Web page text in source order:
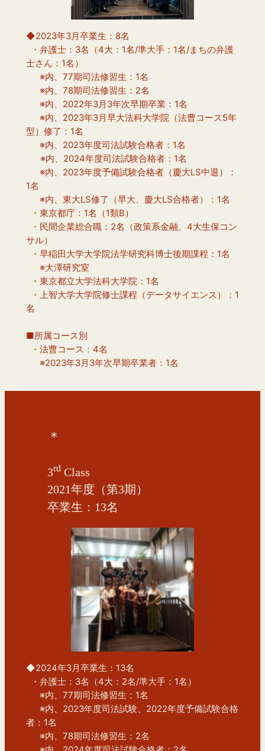
◆2023年3月卒業生：8名
士さん：1名）
※内、77期司法修習生：1名
※内、78期司法修習生：2名
※内、2022年3月3年次早期卒業：1名
※内、2023年3月早大法科大学院（法曹コース5年
型）修了：1名
※内、2023年度司法試験合格者：1名
      ※内、2024年度司法試験合格者：1名
※内、2023年度予備試験合格者（慶大LS中退）：
1名
※内、東大LS修了（早大、慶大LS合格者）：1名
  ・東京都庁：1名（1類B）
サル）
  ・早稲田大学大学院法学研究科博士後期課程：1名
※大澤研究室
  ・東京都立大学法科大学院：1名
名
■所属コース別
  ・法曹コース：4名
※2023年3月3年次早期卒業者：1名
＊
3rdClass
2021年度（第3期）
卒業生：13名
◆2024年3月卒業生：13名
  ・弁護士：3名（4大：2名/準大手：1名）
※内、77期司法修習生：1名
※内、2023年度司法試験、2022年度予備試験合格
者：1名
※内、78期司法修習生：2名